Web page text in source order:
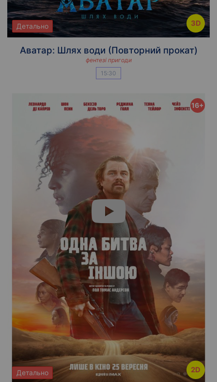
3D
Детально
Аватар: Шлях води (Повторний прокат)
фентезі пригоди
15:30
2D
16+
Детально